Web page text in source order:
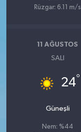
Rüzgar: 6.11 m/s
11 AĞUSTOS
SALI
24°
Güneşli
Nem: %44